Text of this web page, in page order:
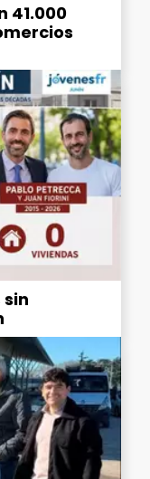
41.000